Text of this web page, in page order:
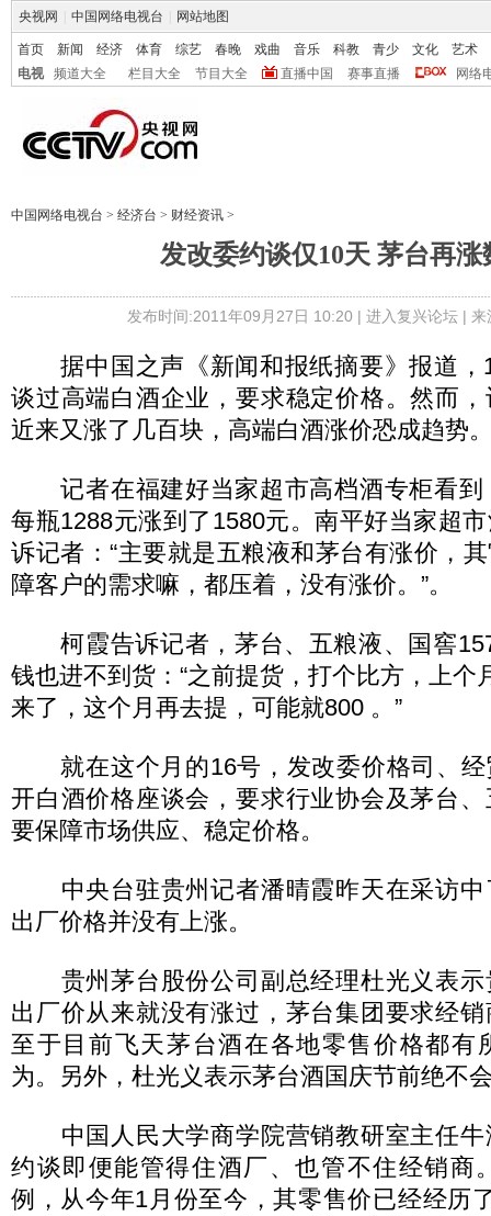
央视网 中国网络电视台 网站地图
首页 新闻 经济 体育 综艺 春晚 戏曲 音乐 科教 青少 文化
艺术
电视
频道大全 栏目大全 节目大全 直播中国 赛事直播 网络
中国网络电视台 > 经济台 > 财经资讯 >
发改委约谈仅10天 茅台再涨
发布时间:2011年09月27日 10:20 | 进入复兴论坛| 来
据中国之声《新闻和报纸摘要》报道，
谈过高端白酒企业，要求稳定价格。然而
近来又涨了几百块，高端白酒涨价恐成趋势
记者在福建好当家超市高档酒专柜看到
每瓶1288元涨到了1580元。南平好当家超
诉记者：“主要就是五粮液和茅台有涨价，
障客户的需求嘛，都压着，没有涨价。”。
柯霞告诉记者，茅台、五粮液、国窖
钱也进不到货：“之前提货，打个比方，上个
来了，这个月再去提，可能就800 。”
就在这个月的16号，发改委价格司、经
开白酒价格座谈会，要求行业协会及茅台
要保障市场供应、稳定价格。
中央台驻贵州记者潘晴霞昨天在采访中
出厂价格并没有上涨。
贵州茅台股份公司副总经理杜光义表示
出厂价从来就没有涨过，茅台集团要求经
至于目前飞天茅台酒在各地零售价格都有
为。另外，杜光义表示茅台酒国庆节前绝不
中国人民大学商学院营销教研室主任牛
约谈即便能管得住酒厂、也管不住经销商
例，从今年1月份至今，其零售价已经经历